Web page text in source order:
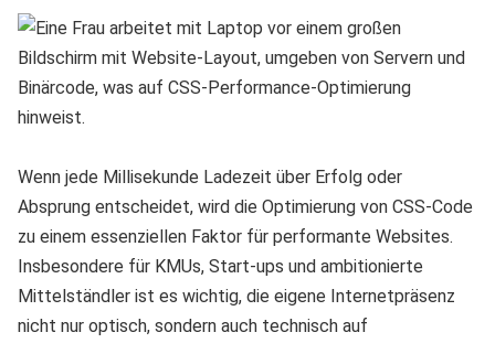
Wenn jede Millisekunde Ladezeit über Erfolg oder
Absprung entscheidet, wird die Optimierung von CSS-Code
zu einem essenziellen Faktor für performante Websites.
Insbesondere für KMUs, Start-ups und ambitionierte
Mittelständler ist es wichtig, die eigene Internetpräsenz
nicht nur optisch, sondern auch technisch auf